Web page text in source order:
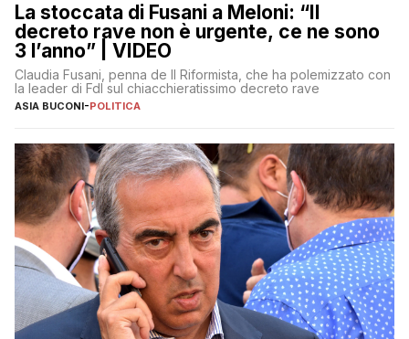
La stoccata di Fusani a Meloni: “Il
decreto rave non è urgente, ce ne sono
3 l’anno” | VIDEO
Claudia Fusani, penna de Il Riformista, che ha polemizzato con
la leader di FdI sul chiacchieratissimo decreto rave
ASIA BUCONI-POLITICA